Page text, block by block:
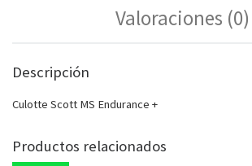
Valoraciones (0)
Descripción
Culotte Scott MS Endurance +
Productos relacionados